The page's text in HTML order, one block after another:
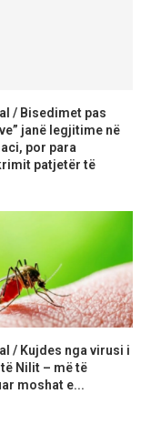
/ Bisedimet pas
janë legjitime në
por para
patjetër të
/ Kujdes nga virusi i
të Nilit – më të
moshat e...